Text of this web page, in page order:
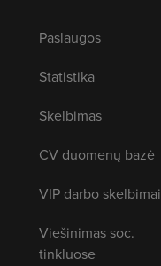
Paslaugos
Statistika
Skelbimas
CV duomenų bazė
VIP darbo skelbimai
Viešinimas soc.
tinkluose